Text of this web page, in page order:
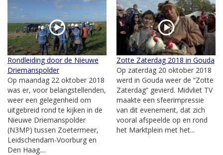
Rondleiding door de Nieuwe
Driemanspolder
Op maandag 22 oktober 2018
was er, voor belangstellenden,
weer een gelegenheid om
uitgebreid rond te kijken in de
Nieuwe Driemanspolder
(N3MP) tussen Zoetermeer,
Leidschendam-Voorburg en
Den Haag....
Zotte Zaterdag 2018 in Gouda
Op zaterdag 20 oktober 2018
werd in Gouda weer de “Zotte
Zaterdag” gevierd. Midvliet TV
maakte een sfeerimpressie
van dit evenement, dat zich
vooral afspeelde op en rond
het Marktplein met het...